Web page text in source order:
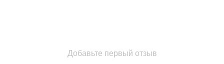
Добавьте первый отзыв